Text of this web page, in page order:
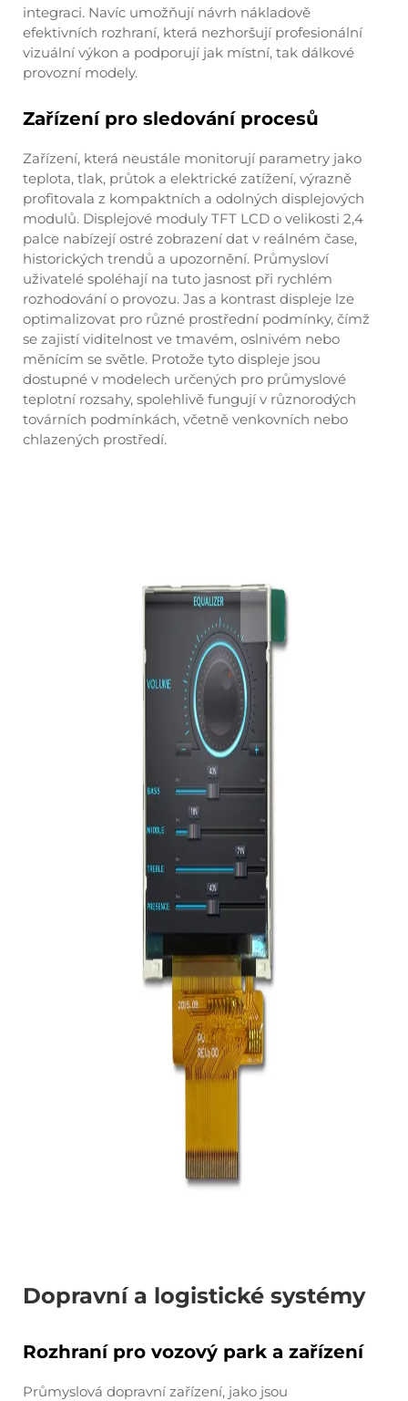
integraci. Navíc umožňují návrh nákladově
efektivních rozhraní, která nezhoršují profesionální
vizuální výkon a podporují jak místní, tak dálkové
provozní modely.
Zařízení pro sledování procesů
Zařízení, která neustále monitorují parametry jako
teplota, tlak, průtok a elektrické zatížení, výrazně
profitovala z kompaktních a odolných displejových
modulů. Displejové moduly TFT LCD o velikosti 2,4
palce nabízejí ostré zobrazení dat v reálném čase,
historických trendů a upozornění. Průmysloví
uživatelé spoléhají na tuto jasnost při rychlém
rozhodování o provozu. Jas a kontrast displeje lze
optimalizovat pro různé prostřední podmínky, čímž
se zajistí viditelnost ve tmavém, oslnivém nebo
měnícím se světle. Protože tyto displeje jsou
dostupné v modelech určených pro průmyslové
teplotní rozsahy, spolehlivě fungují v různorodých
továrních podmínkách, včetně venkovních nebo
chlazených prostředí.
Dopravní a logistické systémy
Rozhraní pro vozový park a zařízení
Průmyslová dopravní zařízení, jako jsou